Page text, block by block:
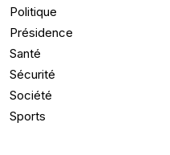
Politique
Présidence
Santé
Sécurité
Société
Sports